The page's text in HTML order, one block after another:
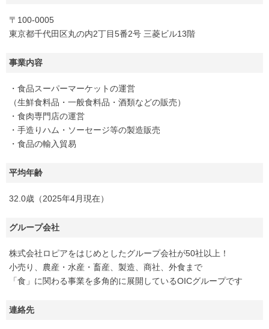
〒100-0005
東京都千代田区丸の内2丁目5番2号 三菱ビル13階
事業内容
・食品スーパーマーケットの運営
（生鮮食料品・一般食料品・酒類などの販売）
・食肉専門店の運営
・手造りハム・ソーセージ等の製造販売
・食品の輸入貿易
平均年齢
32.0歳（2025年4月現在）
グループ会社
株式会社ロピアをはじめとしたグループ会社が50社以上！
小売り、農産・水産・畜産、製造、商社、外食まで
「食」に関わる事業を多角的に展開しているOICグループです
連絡先